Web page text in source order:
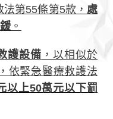
法第55條第5款， 處
。
護設備 ，以相似於
依緊急醫療救護法
以上50萬元以下罰